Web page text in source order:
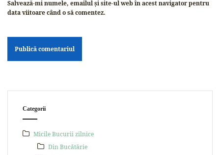
Salvează-mi numele, emailul și site-ul web în acest navigator pentru
data viitoare când o să comentez.
Categorii
Micile Bucurii zilnice
Din Bucătărie